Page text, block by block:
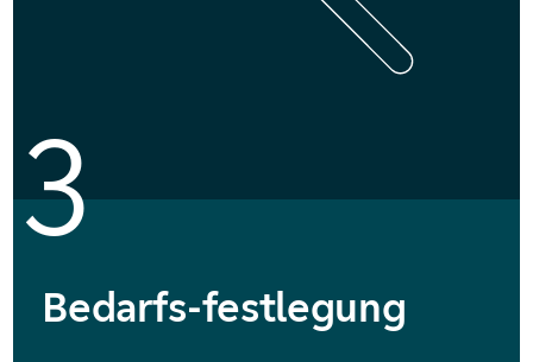
3
Bedarfs-festlegung